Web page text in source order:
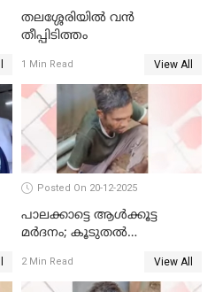
തലശ്ശേരിയിൽ വൻ
തീപ്പിടിത്തം
1 Min Read View All
Posted On 20-12-2025
പാലക്കാട്ടെ ആള്‍ക്കൂട്ട
മര്‍ദനം; കൂടുതല്‍
അംഗ സംഘമെന്ന് വിവരം
2 Min Read View All